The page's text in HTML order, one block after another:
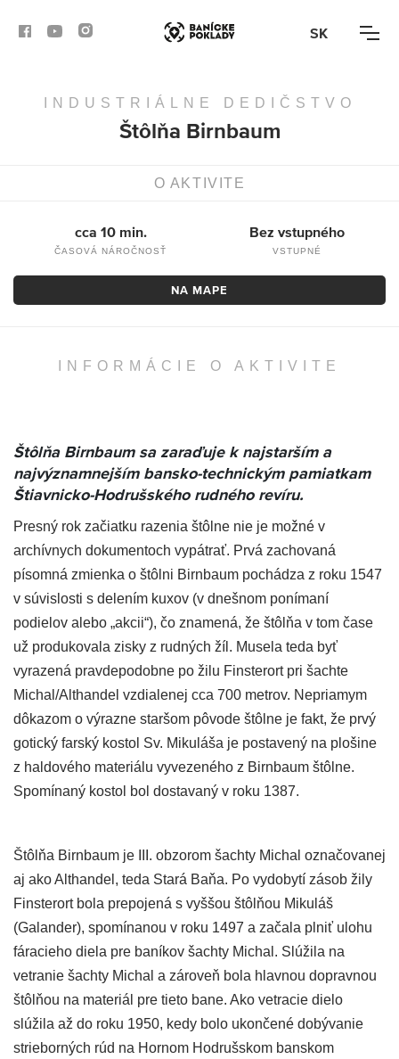
SK
BANSKÁ BYSTRICA
BANSKÁ ŠTIAVNICA
INDUSTRIÁLNE DEDIČSTVO
Štôlňa Birnbaum
O AKTIVITE
cca 10 min.
ČASOVÁ NÁROČNOSŤ
Bez vstupného
VSTUPNÉ
NA MAPE
INFORMÁCIE O AKTIVITE
Štôlňa Birnbaum sa zaraďuje k najstarším a
najvýznamnejším bansko-technickým pamiatkam
Štiavnicko-Hodrušského rudného revíru.
Presný rok začiatku razenia štôlne nie je možné v
archívnych dokumentoch vypátrať. Prvá zachovaná
písomná zmienka o štôlni Birnbaum pochádza z roku 1547
v súvislosti s delením kuxov (v dnešnom ponímaní
podielov alebo „akcii“), čo znamená, že štôlňa v tom čase
už produkovala zisky z rudných žíl. Musela teda byť
vyrazená pravdepodobne po žilu Finsterort pri šachte
Michal/Althandel vzdialenej cca 700 metrov. Nepriamym
dôkazom o výrazne staršom pôvode štôlne je fakt, že prvý
gotický farský kostol Sv. Mikuláša je postavený na plošine
z haldového materiálu vyvezeného z Birnbaum štôlne.
Spomínaný kostol bol dostavaný v roku 1387.
Štôlňa Birnbaum je III. obzorom šachty Michal označovanej
aj ako Althandel, teda Stará Baňa. Po vydobytí zásob žily
Finsterort bola prepojená s vyššou štôlňou Mikuláš
(Galander), spomínanou v roku 1497 a začala plniť ulohu
fáracieho diela pre baníkov šachty Michal. Slúžila na
vetranie šachty Michal a zároveň bola hlavnou dopravnou
štôlňou na materiál pre tieto bane. Ako vetracie dielo
slúžila až do roku 1950, kedy bolo ukončené dobývanie
strieborných rúd na Hornom Hodrušskom banskom